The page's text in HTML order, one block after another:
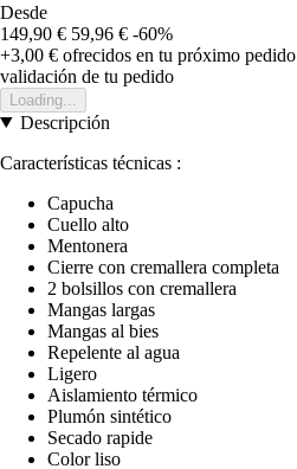
Desde
149,90 € 59,96 € -60%
+3,00 € ofrecidos en tu próximo pedido
validación de tu pedido
Loading...
Descripción
Características técnicas :
Capucha
Cuello alto
Mentonera
Cierre con cremallera completa
2 bolsillos con cremallera
Mangas largas
Mangas al bies
Repelente al agua
Ligero
Aislamiento térmico
Plumón sintético
Secado rapide
Color liso